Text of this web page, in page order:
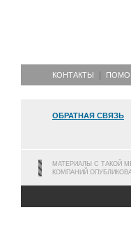
КОНТАКТЫ
ОБРАТНАЯ СВЯЗЬ
МАТЕРИАЛЫ С ТАКОЙ
КОМПАНИЙ